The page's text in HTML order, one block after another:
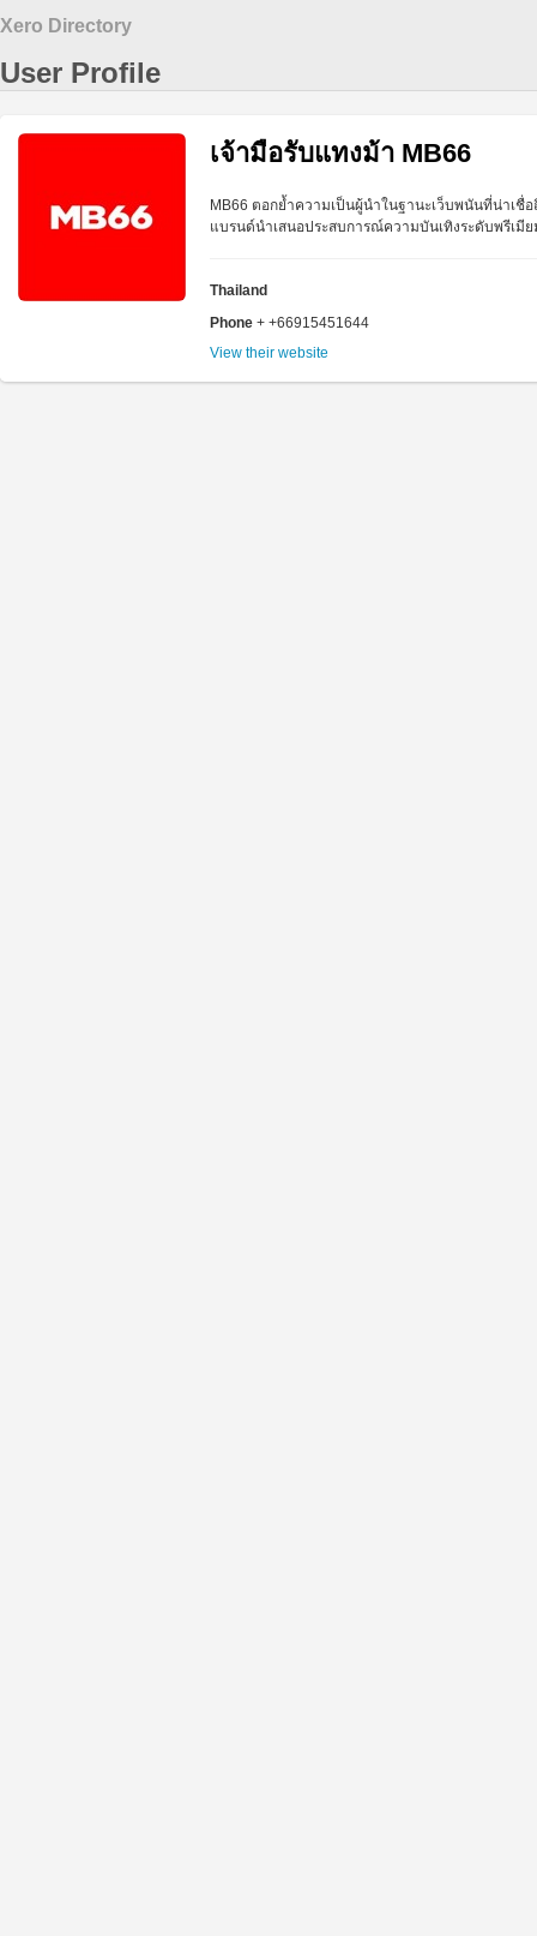
Xero Directory
User Profile
เจ้ามือรับแทงม้า MB66
MB66 ตอกย้ำความเป็นผู้นำในฐานะเว็บพนันที่น่าเชื่
แบรนด์นำเสนอประสบการณ์ความบันเทิงระดับพรีเมี
Thailand
Phone + +66915451644
View their website